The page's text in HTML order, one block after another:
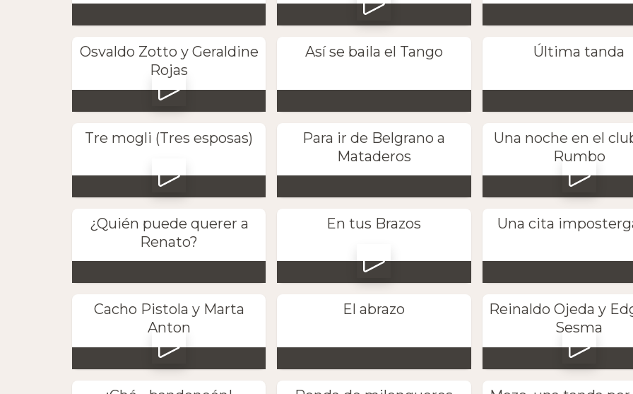
Osvaldo Zotto y Geraldine
Rojas
Así se baila el Tango Última tanda
Tre mogli (Tres esposas)
Para ir de Belgrano a
Mataderos
Una noche en el
Rumbo
¿Quién puede querer a
Renato?
En tus Brazos Una cita
Cacho Pistola y Marta
Anton
El abrazo
Reinaldo Ojeda y
Sesma